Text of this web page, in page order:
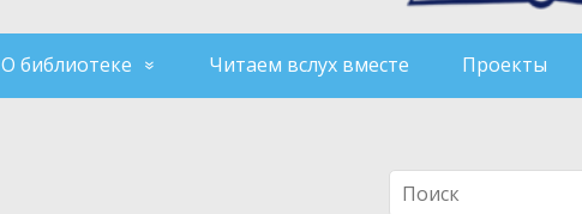
О библиотеке Читаем вслух вместе Проекты